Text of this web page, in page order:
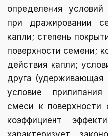
определения
при дражировании
капли; степень
поверхности семени;
действия капли;
друга (удерживающая
условие
смеси к поверхности
коэффициент
характеризует